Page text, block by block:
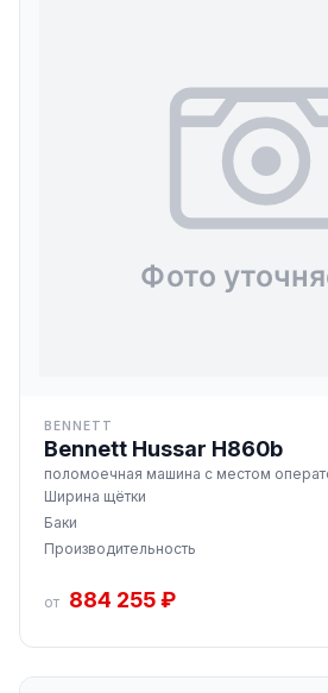
BENNETT
Bennett Hussar H860b
поломоечная машина с местом
Ширина щётки
Баки
Производительность
от 884 255 ₽